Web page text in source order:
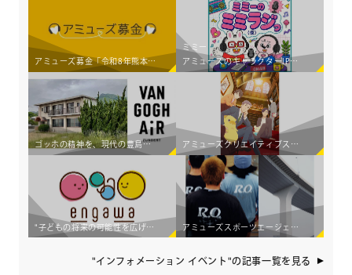
アミューズ募金「令和8年熊本地震災害義援金」受付開始のお知らせ
ミミー
アミューズのキャラクターIP×若手アーティスト育成コンテンツ 新Podcast番組「ミミーのミミラジっ（仮）」 8月6日（木）より配信スタート！
ゴッホの精神を、現代の豊島へ。アミューズ、初の国際アーティスト・イン・レジデンス「Van Gogh AiR - Teshima Japan」始動 ～オランダの若手アーティスト3組が豊島の暮らしと交差し、新たな価値を創造する～ アミューズクリエイティブスタジオが TVアニメ「おじさんはカワイイものがお好き。」をプロデュース
"子どもの将来の可能性を広げたい"2人の新入社員の想いから生まれた 食事×エンタメ体験支援企画「engawa 夏のワークショップ2026」開催！ アミューズスポーツエージェンシーが、ランニングを起点としたカルチャークリエイティブプロダクション"Running Observatory"をローンチ
"インフォメーション イベント"の記事一覧を見る